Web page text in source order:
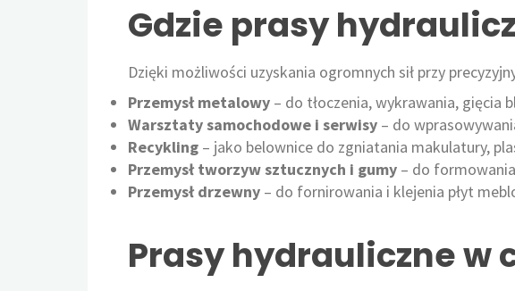
Gdzie prasy
Dzięki możliwości uzyskania ogromnych sił przy
Przemysł metalowy – do tłoczenia, wykrawania, gięcia
Warsztaty samochodowe i serwisy – do
Recykling – jako belownice do zgniatania makulatury,
Przemysł tworzyw sztucznych i gumy – do
Przemysł drzewny – do fornirowania i klejenia płyt
Prasy hydrauliczne w